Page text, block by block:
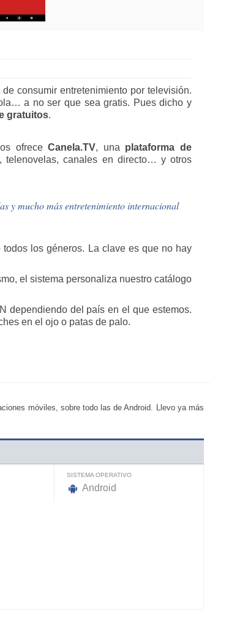
consumir entretenimiento por televisión.
a no ser que sea gratis. Pues dicho y
gratuitos.
ofreceCanela.TV, una plataforma de
telenovelas, canales en directo… y otros
y mucho más entretenimiento internacional
los géneros. La clave es que no hay
el sistema personaliza nuestro catálogo
dependiendo del país en el que estemos.
en el ojo o patas de palo.
móviles, sobre todo las de Android. Llevo ya más
SISTEMA OPERATIVO
Android